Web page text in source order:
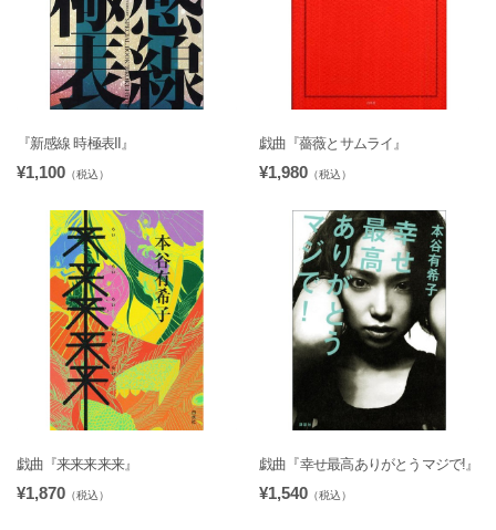
『新感線 時極表II』
¥1,100 （税込）
戯曲『薔薇とサムライ』
¥1,980 （税込）
戯曲『来来来来来』
¥1,870 （税込）
戯曲『幸せ最高ありがとうマジで!』
¥1,540 （税込）